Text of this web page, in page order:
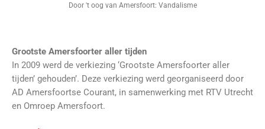
Door 't oog van Amersfoort: Vandalisme
Grootste Amersfoorter aller tijden
In 2009 werd de verkiezing ‘Grootste Amersfoorter aller
tijden’ gehouden’. Deze verkiezing werd georganiseerd door
AD Amersfoortse Courant, in samenwerking met RTV Utrecht
en Omroep Amersfoort.